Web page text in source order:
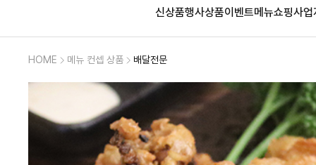
신상품행사상품이벤트메뉴쇼핑사업
HOME 메뉴 컨셉 상품 배달전문